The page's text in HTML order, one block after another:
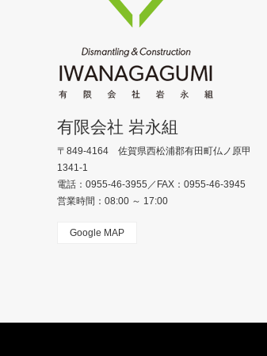
有限会社 岩永組
〒849-4164 佐賀県西松浦郡有田町仏ノ原甲
1341-1
電話：0955-46-3955／FAX：0955-46-3945
営業時間：08:00 ～ 17:00
Google MAP